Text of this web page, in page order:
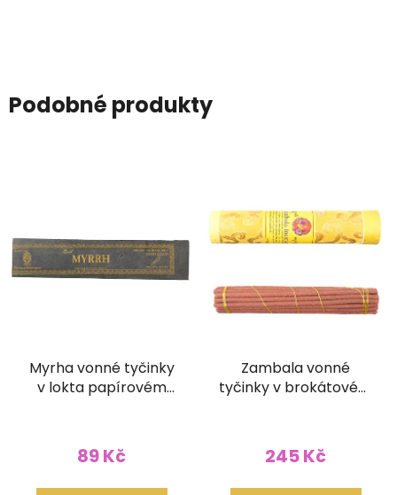
Podobné produkty
Myrha vonné tyčinky
v lokta papírovém
89 Kč
Zambala vonné
tyčinky v brokátovém
245 Kč